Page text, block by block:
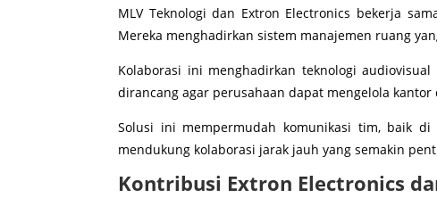
MLV Teknologi dan Extron Electronics bekerja
Mereka menghadirkan sistem manajemen ruang
Kolaborasi ini menghadirkan teknologi
dirancang agar perusahaan dapat mengelola
Solusi ini mempermudah komunikasi tim, baik
mendukung kolaborasi jarak jauh yang semakin
Kontribusi Extron Electronics